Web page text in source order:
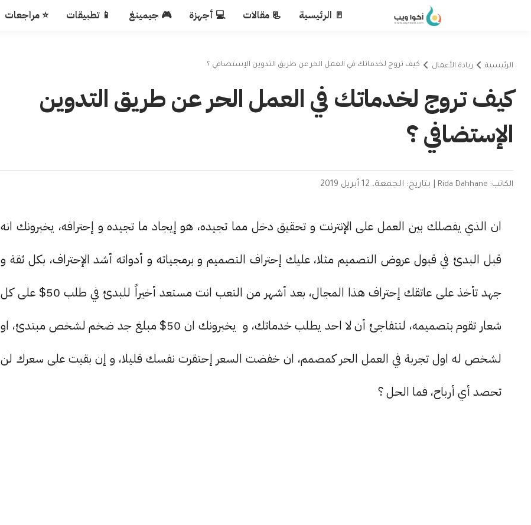
🚪 الرئيسية 📃 مقالات 💻 أجهزة 🎮 جيمينغ 📱 تطبيقات ⭐ مراجعات
الرئيسية ريادة الأعمال كيف تروج لخدماتك في العمل الحر عن طريق التدوين الإستضافي ؟
كيف تروج لخدماتك في العمل الحر عن طريق التدوين
الإستضافي ؟
الكاتب: Rida Dahhane بتاريخ: الجمعة، 12 أبريل 2019
ان الذي يفصلك بين العمل على الإنترنت و تحقيق دخل مما تجيده، هو إيجاد ما تجيده و إحترافه، يخبرونك انه
قبل البدئ في قبول عروض التصميم مثلا، عليك إحتراف التصميم و برمجياته و أدواته أشد الإحتراف، بكل ثقة و
جهد تأخذ على عاتقك إحتراف هذا المجال، بعد أشهر من التعب انت مستعد أخيراً للبدئ في طلب 50$ على كل
شعار تقوم بتصميمه، لتتفاجئ أن لا احد يطلب خدماتك، و يخبرونك ان 50$ مبلغ جد ضخم لشخص مبتدئ، او
لشخص له اول تجربة في العمل الحر كمصمم، ان خفضت السعر إحتقرت نفسك قليلا، و إن بقيت على سعرك لن
تحصد أي أرباح، فما الحل ؟